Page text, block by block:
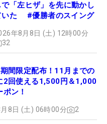
で「左ヒザ」を先に動かし
いた #優勝者のスイング
年8月8日 (土) 12時00分
32
間限定配布！11月までの
2回使える1,500円＆1,000
ポン！
8日 (土) 06時00分 2